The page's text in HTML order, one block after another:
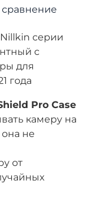
серии
с
для
года
Pro Case
камеру на
она не
от